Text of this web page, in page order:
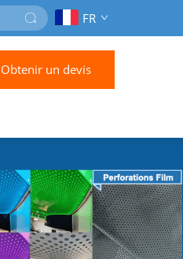
FR
Obtenir un devis